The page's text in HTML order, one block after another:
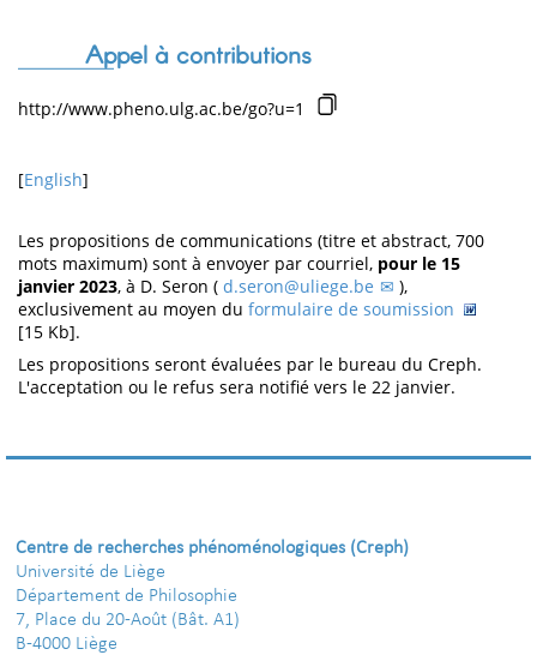
Appel à contributions
http://www.pheno.ulg.ac.be/go?u=1
[English]
Les propositions de communications (titre et abstract, 700
mots maximum) sont à envoyer par courriel, pour le 15
janvier 2023, à D. Seron ( d.seron@uliege.be
),
exclusivement au moyen du formulaire de soumission
[15 Kb].
Les propositions seront évaluées par le bureau du Creph.
L'acceptation ou le refus sera notifié vers le 22 janvier.
Centre de recherches phénoménologiques (Creph)
Université de Liège
Département de Philosophie
7, Place du 20-Août (Bât. A1)
B-4000 Liège